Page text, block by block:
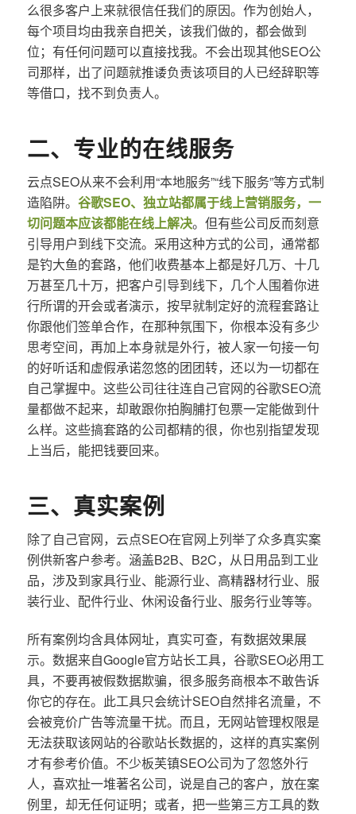
么很多客户上来就很信任我们的原因。作为创始人，
每个项目均由我亲自把关，该我们做的，都会做到
位；有任何问题可以直接找我。不会出现其他SEO公
司那样，出了问题就推诿负责该项目的人已经辞职等
等借口，找不到负责人。
二、专业的在线服务
云点SEO从来不会利用“本地服务”“线下服务”等方式制
造陷阱。 谷歌SEO、独立站都属于线上营销服务，一
切问题本应该都能在线上解决。但有些公司反而刻意
引导用户到线下交流。采用这种方式的公司，通常都
是钓大鱼的套路，他们收费基本上都是好几万、十几
万甚至几十万，把客户引导到线下，几个人围着你进
行所谓的开会或者演示，按早就制定好的流程套路让
你跟他们签单合作，在那种氛围下，你根本没有多少
思考空间，再加上本身就是外行，被人家一句接一句
的好听话和虚假承诺忽悠的团团转，还以为一切都在
自己掌握中。这些公司往往连自己官网的谷歌SEO流
量都做不起来，却敢跟你拍胸脯打包票一定能做到什
么样。这些搞套路的公司都精的很，你也别指望发现
上当后，能把钱要回来。
三、真实案例
除了自己官网，云点SEO在官网上列举了众多真实案
例供新客户参考。涵盖B2B、B2C，从日用品到工业
品，涉及到家具行业、能源行业、高精器材行业、服
装行业、配件行业、休闲设备行业、服务行业等等。
所有案例均含具体网址，真实可查，有数据效果展
示。数据来自Google官方站长工具，谷歌SEO必用工
具，不要再被假数据欺骗，很多服务商根本不敢告诉
你它的存在。此工具只会统计SEO自然排名流量，不
会被竞价广告等流量干扰。而且，无网站管理权限是
无法获取该网站的谷歌站长数据的，这样的真实案例
才有参考价值。不少板芙镇SEO公司为了忽悠外行
人，喜欢扯一堆著名公司，说是自己的客户，放在案
例里，却无任何证明；或者，把一些第三方工具的数